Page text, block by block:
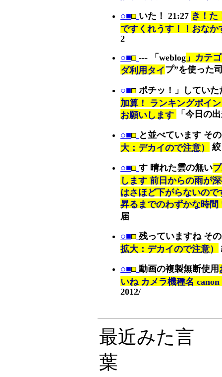
○■ いた！ 21:27 き！た
ですくれうす！！おなか
2
○■ --- 「weblog 」カテ
ダ利用タイプ”を使った
○■ ポチッ！」していた
加算！ ランキングポイ
お願いします
「今日の
○■ と並べています そ
大：デカイので注意）
○■ す 晴れた雲の無い
します 前日からの雨が
はさほど下がらないの
昇るまでのわずかな時間
届
○■ 残っていますね そ
拡大：デカイので注意）
○■ 動画の複製無断使用
いね カメラ機種名 canon
2012/
最近みた言
葉